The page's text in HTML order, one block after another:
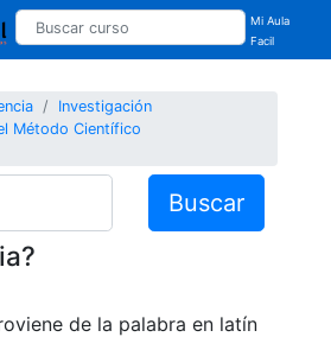
Mi Aula
Facil
Investigación
Método Científico
Buscar
de la palabra en latín